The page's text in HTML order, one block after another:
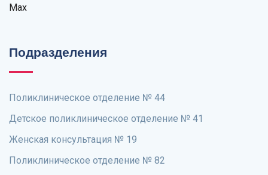
Подразделения
Поликлиническое отделение № 44
Детское поликлиническое отделение № 41
Женская консультация № 19
Поликлиническое отделение № 82